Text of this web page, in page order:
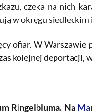
czeka na nich
w okręgu
ofiar. W Warszawie
kolejnej deportacji,
Ringelbluma. Na